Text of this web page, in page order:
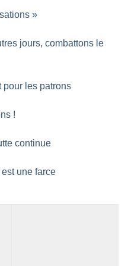
»
jours, combattons le
pour les patrons
!
continue
est une farce